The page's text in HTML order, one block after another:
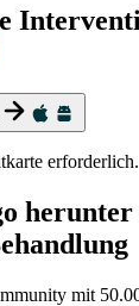
erforderlich.
herunter
mit